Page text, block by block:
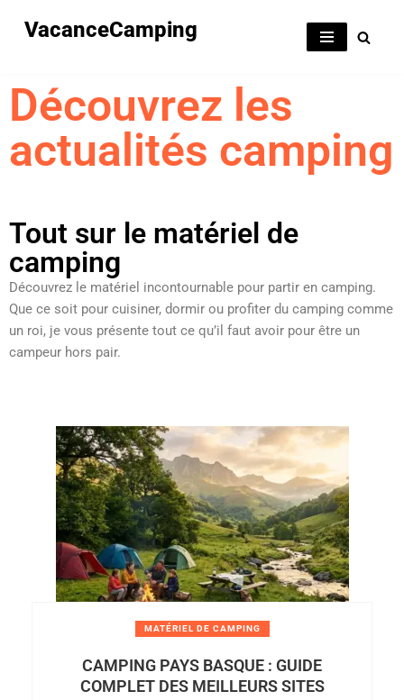
contenu
VacanceCamping
Découvrez les
actualités camping
Tout sur le matériel de
camping
Découvrez le matériel incontournable pour partir en camping.
Que ce soit pour cuisiner, dormir ou profiter du camping comme
un roi, je vous présente tout ce qu’il faut avoir pour être un
campeur hors pair.
MATÉRIEL DE CAMPING
CAMPING PAYS BASQUE : GUIDE
COMPLET DES MEILLEURS SITES